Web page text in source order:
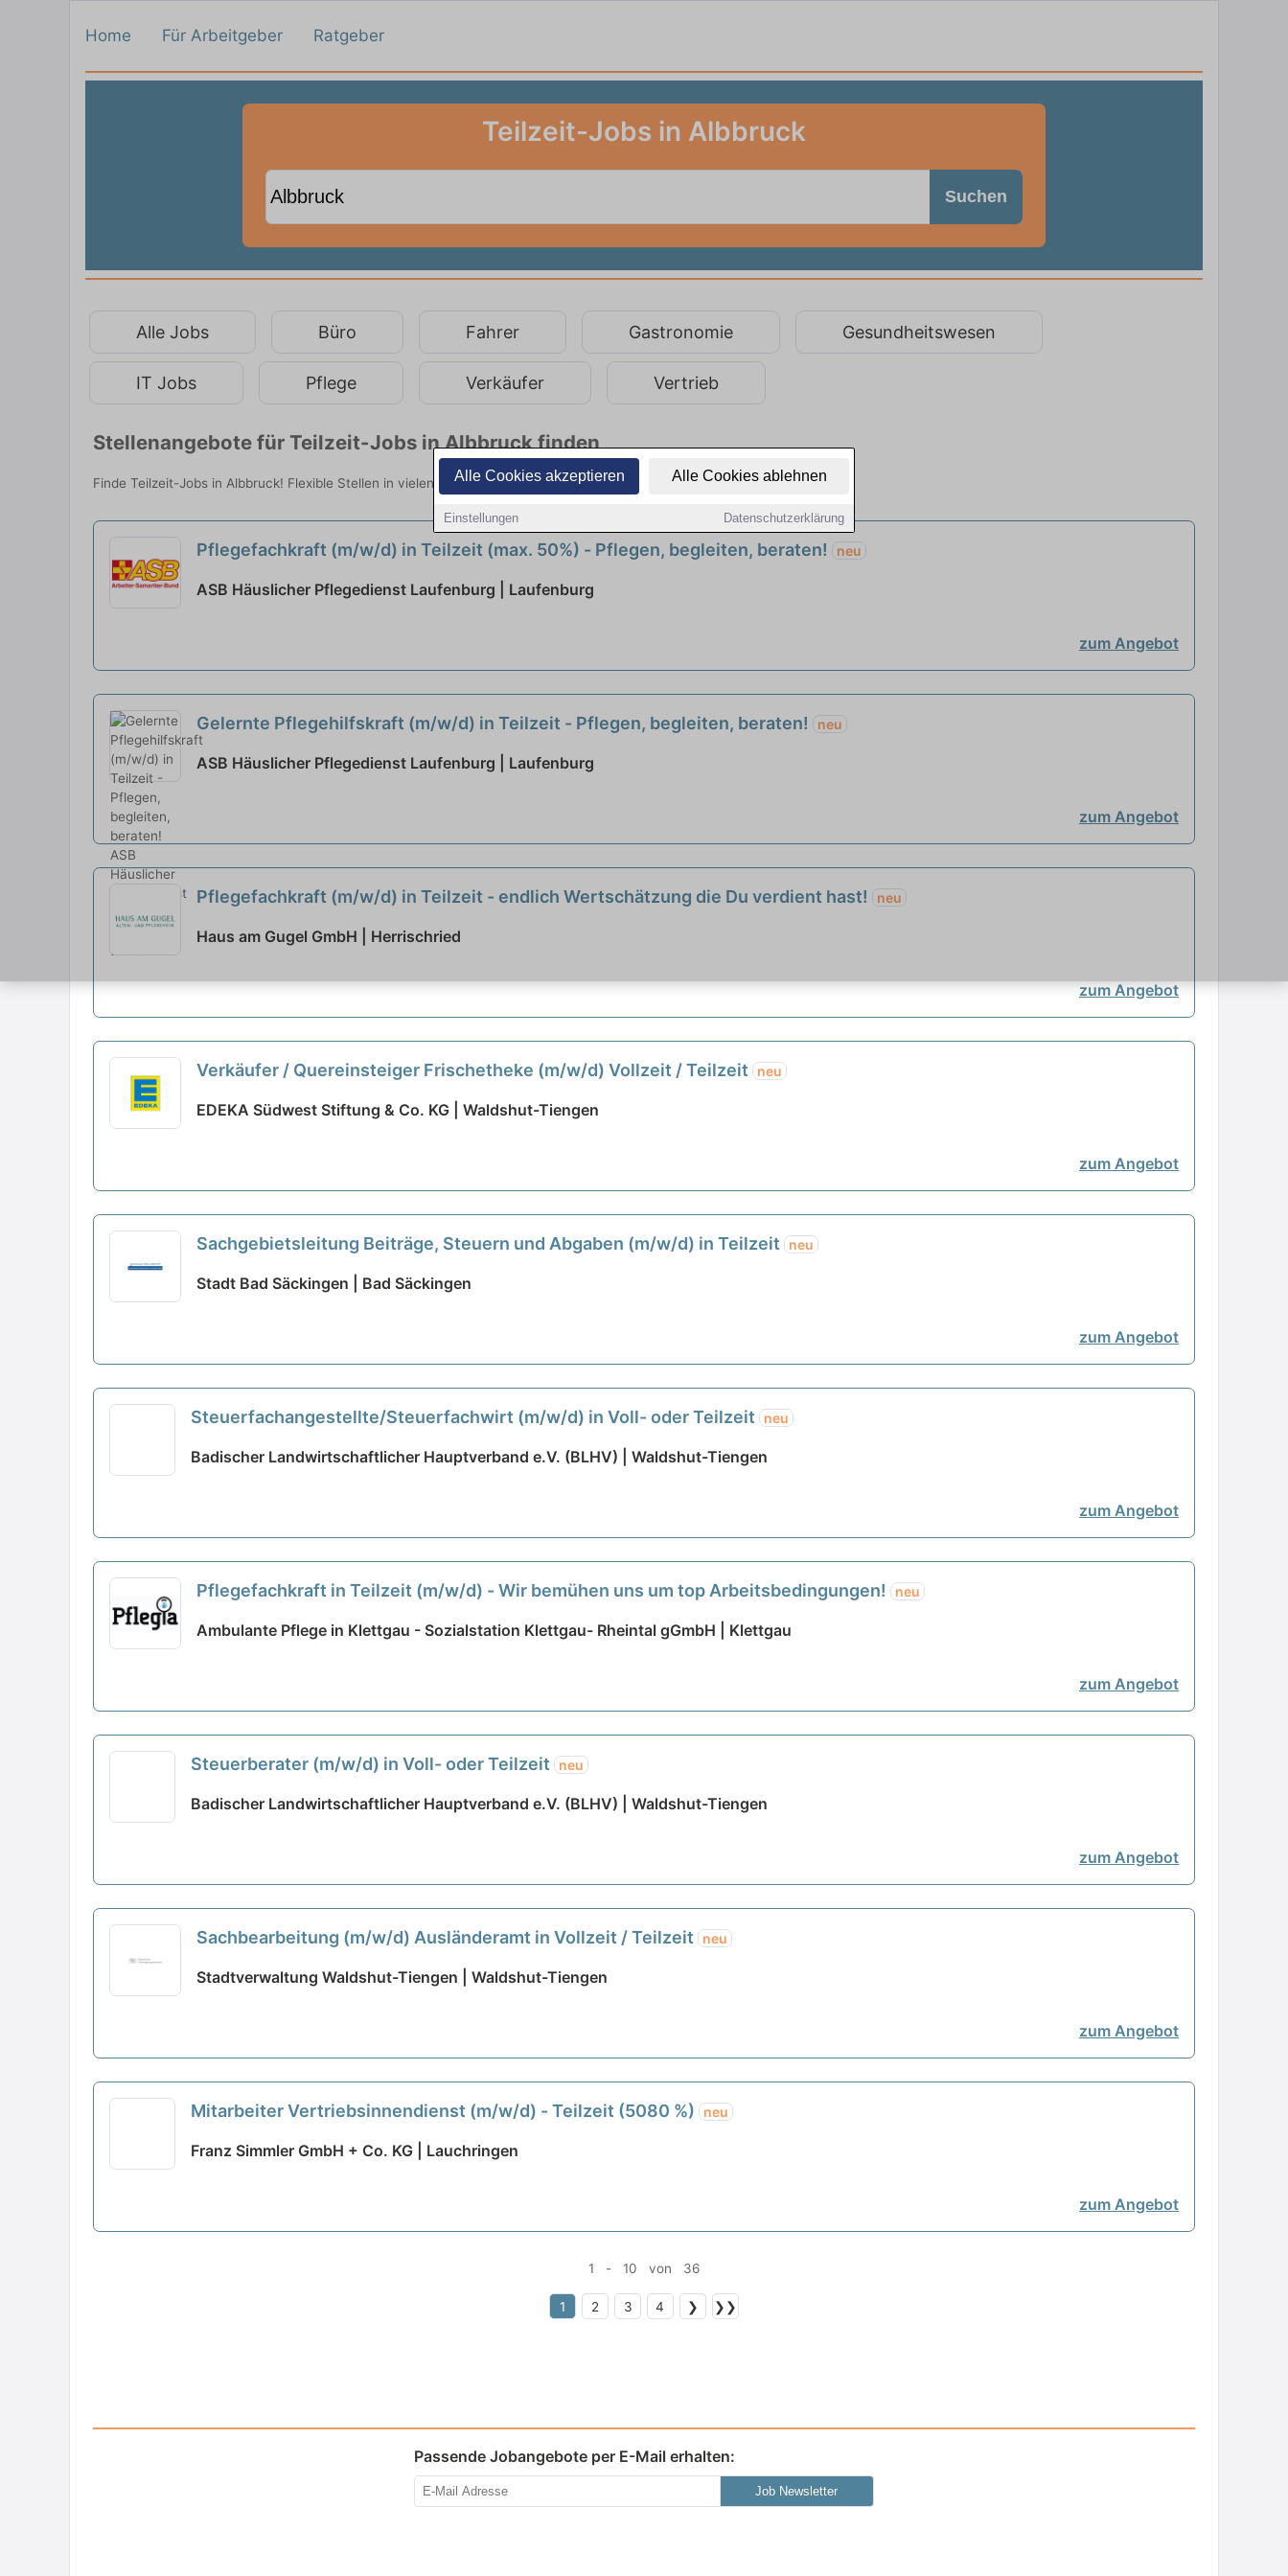
Alle Cookies akzeptieren Alle Cookies ablehnen
Einstellungen Datenschutzerklärung
Home Für Arbeitgeber Ratgeber
Teilzeit-Jobs in Albbruck
Suchen
Alle Jobs Büro Fahrer Gastronomie Gesundheitswesen
IT Jobs Pflege Verkäufer Vertrieb
Stellenangebote für Teilzeit-Jobs in Albbruck finden
Finde Teilzeit-Jobs in Albbruck! Flexible Stellen in vielen Branchen. Jetzt bewerben!
Pflegefachkraft (m/w/d) in Teilzeit (max. 50%) - Pflegen, begleiten, beraten! neu
ASB Häuslicher Pflegedienst Laufenburg | Laufenburg
zum Angebot
Gelernte Pflegehilfskraft (m/w/d) in Teilzeit - Pflegen, begleiten, beraten! neu
ASB Häuslicher Pflegedienst Laufenburg | Laufenburg
zum Angebot
Pflegefachkraft (m/w/d) in Teilzeit - endlich Wertschätzung die Du verdient hast! neu
Haus am Gugel GmbH | Herrischried
zum Angebot
Verkäufer / Quereinsteiger Frischetheke (m/w/d) Vollzeit / Teilzeit neu
EDEKA Südwest Stiftung & Co. KG | Waldshut-Tiengen
zum Angebot
Sachgebietsleitung Beiträge, Steuern und Abgaben (m/w/d) in Teilzeit neu
Stadt Bad Säckingen | Bad Säckingen
zum Angebot
Steuerfachangestellte/Steuerfachwirt (m/w/d) in Voll- oder Teilzeit neu
Badischer Landwirtschaftlicher Hauptverband e.V. (BLHV) | Waldshut-Tiengen
zum Angebot
Pflegefachkraft in Teilzeit (m/w/d) - Wir bemühen uns um top Arbeitsbedingungen! neu
Ambulante Pflege in Klettgau - Sozialstation Klettgau- Rheintal gGmbH | Klettgau
zum Angebot
Steuerberater (m/w/d) in Voll- oder Teilzeit neu
Badischer Landwirtschaftlicher Hauptverband e.V. (BLHV) | Waldshut-Tiengen
zum Angebot
Sachbearbeitung (m/w/d) Ausländeramt in Vollzeit / Teilzeit neu
Stadtverwaltung Waldshut-Tiengen | Waldshut-Tiengen
zum Angebot
Mitarbeiter Vertriebsinnendienst (m/w/d) - Teilzeit (5080 %) neu
Franz Simmler GmbH + Co. KG | Lauchringen
zum Angebot
1 - 10 von 36
1 2 3 4 ❯ ❯❯
Passende Jobangebote per E-Mail erhalten:
Job Newsletter